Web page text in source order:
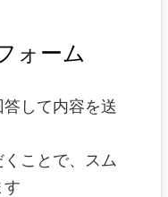
ォーム
して内容を送
ことで、スム
す